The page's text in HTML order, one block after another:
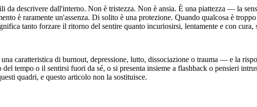
descrivere dall'interno. Non è tristezza. Non è ansia. È una piattezza — la
è raramente un'assenza. Di solito è una protezione. Quando qualcosa è
tanto forzare il ritorno del sentire quanto incuriosirsi, lentamente e con
caratteristica di burnout, depressione, lutto, dissociazione o trauma — e la
tempo o il sentirsi fuori da sé, o si presenta insieme a flashback o pensieri
quadri, e questo articolo non la sostituisce.